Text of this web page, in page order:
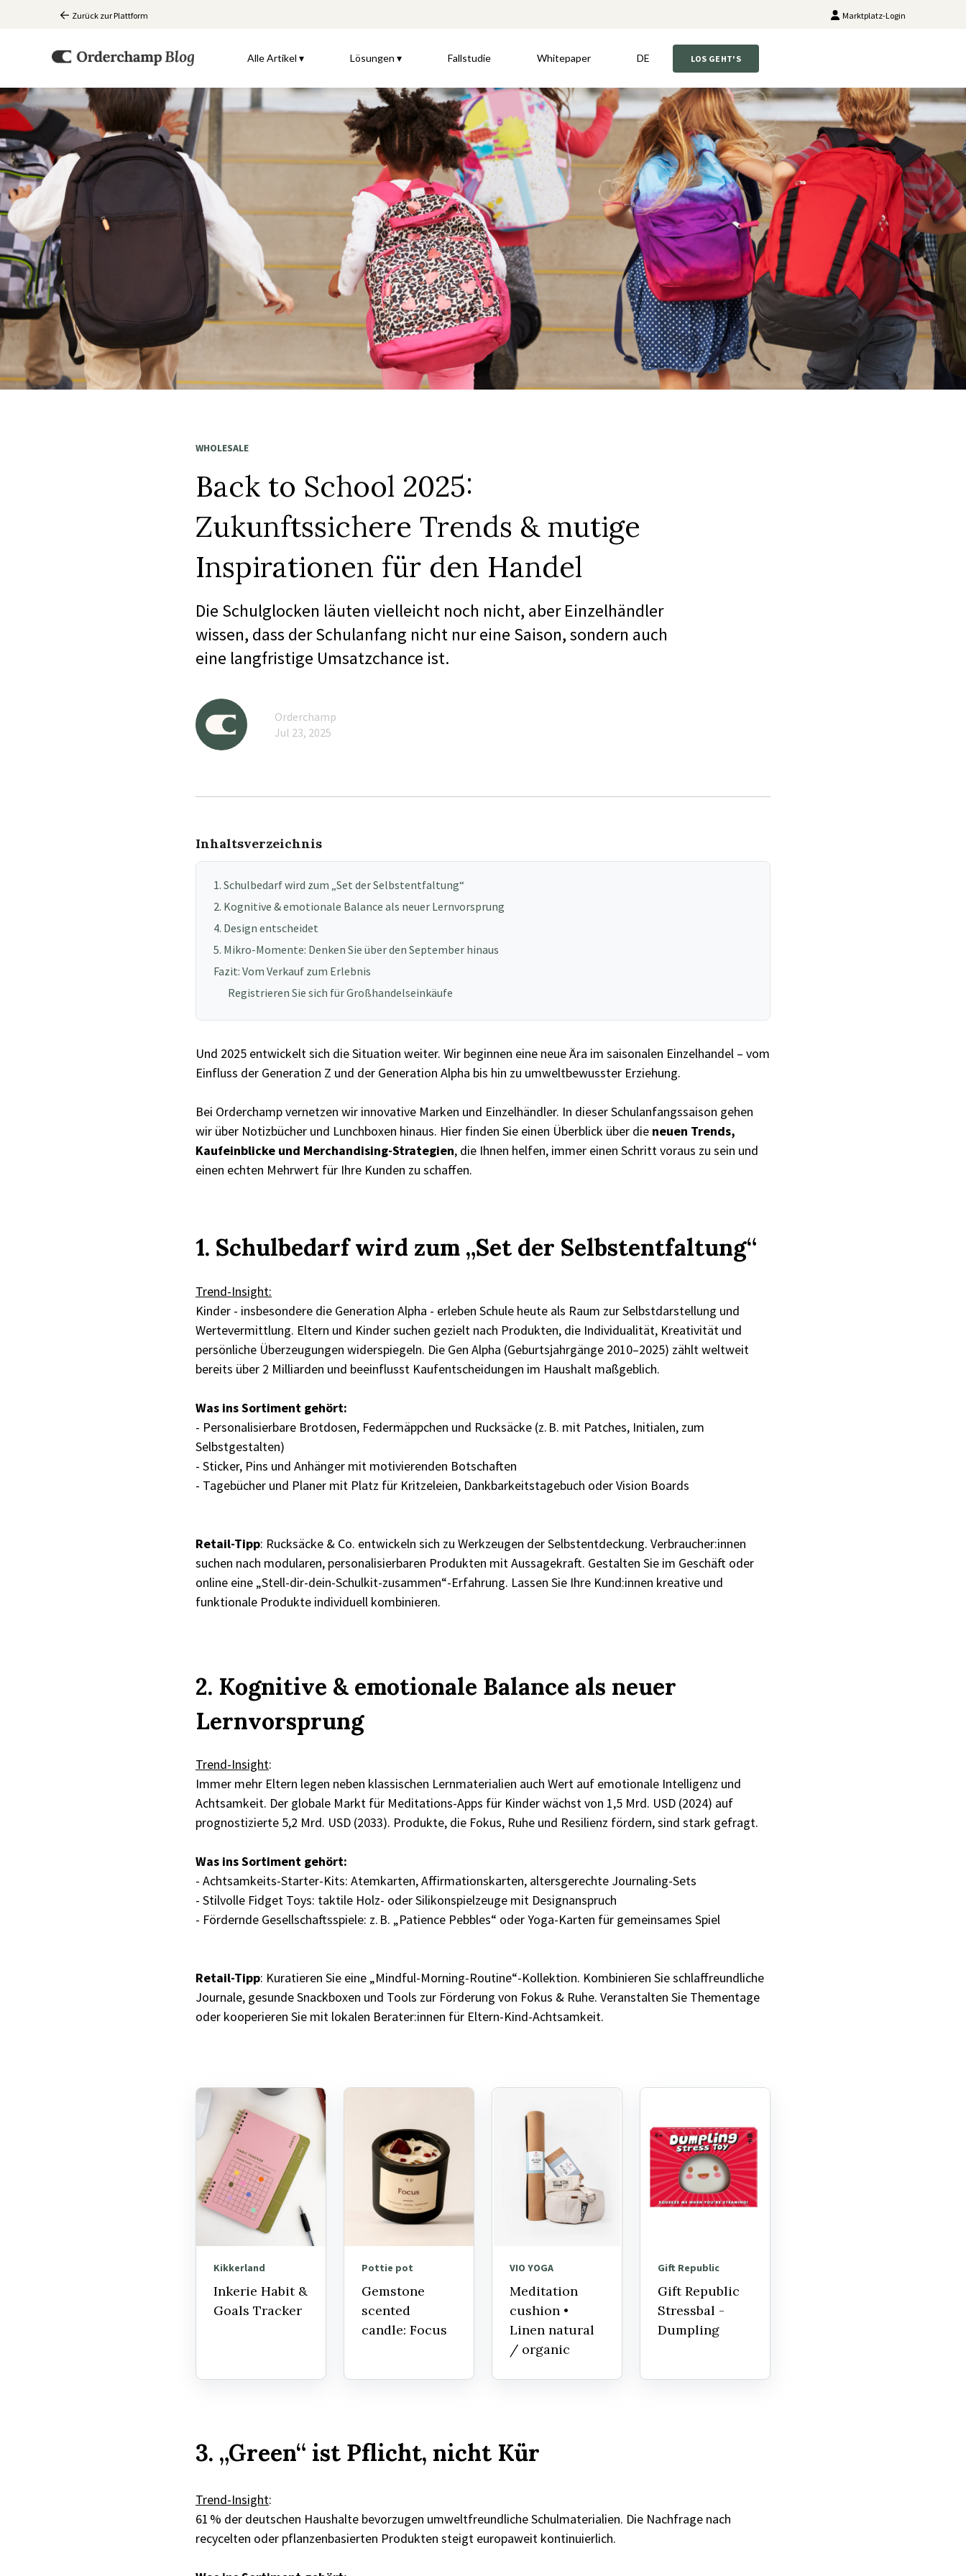
Zurück zur Plattform Marktplatz-Login
Alle Artikel ▾ Lösungen ▾ Fallstudie Whitepaper DE LOS GEHT'S
WHOLESALE
Back to School 2025:
Zukunftssichere Trends & mutige
Inspirationen für den Handel
Die Schulglocken läuten vielleicht noch nicht, aber Einzelhändler
wissen, dass der Schulanfang nicht nur eine Saison, sondern auch
eine langfristige Umsatzchance ist.
Orderchamp
Jul 23, 2025
Inhaltsverzeichnis
1. Schulbedarf wird zum „Set der Selbstentfaltung“
2. Kognitive & emotionale Balance als neuer Lernvorsprung
4. Design entscheidet
5. Mikro-Momente: Denken Sie über den September hinaus
Fazit: Vom Verkauf zum Erlebnis
Registrieren Sie sich für Großhandelseinkäufe
Und 2025 entwickelt sich die Situation weiter. Wir beginnen eine neue Ära im saisonalen Einzelhandel – vom
Einfluss der Generation Z und der Generation Alpha bis hin zu umweltbewusster Erziehung.
Bei Orderchamp vernetzen wir innovative Marken und Einzelhändler. In dieser Schulanfangssaison gehen
wir über Notizbücher und Lunchboxen hinaus. Hier finden Sie einen Überblick über die neuen Trends,
Kaufeinblicke und Merchandising-Strategien, die Ihnen helfen, immer einen Schritt voraus zu sein und
einen echten Mehrwert für Ihre Kunden zu schaffen.
1. Schulbedarf wird zum „Set der Selbstentfaltung“
Trend-Insight:
Kinder - insbesondere die Generation Alpha - erleben Schule heute als Raum zur Selbstdarstellung und
Wertevermittlung. Eltern und Kinder suchen gezielt nach Produkten, die Individualität, Kreativität und
persönliche Überzeugungen widerspiegeln. Die Gen Alpha (Geburtsjahrgänge 2010–2025) zählt weltweit
bereits über 2 Milliarden und beeinflusst Kaufentscheidungen im Haushalt maßgeblich.
Was ins Sortiment gehört:
- Personalisierbare Brotdosen, Federmäppchen und Rucksäcke (z. B. mit Patches, Initialen, zum
Selbstgestalten)
- Sticker, Pins und Anhänger mit motivierenden Botschaften
- Tagebücher und Planer mit Platz für Kritzeleien, Dankbarkeitstagebuch oder Vision Boards
Retail-Tipp: Rucksäcke & Co. entwickeln sich zu Werkzeugen der Selbstentdeckung. Verbraucher:innen
suchen nach modularen, personalisierbaren Produkten mit Aussagekraft. Gestalten Sie im Geschäft oder
online eine „Stell-dir-dein-Schulkit-zusammen“-Erfahrung. Lassen Sie Ihre Kund:innen kreative und
funktionale Produkte individuell kombinieren.
2. Kognitive & emotionale Balance als neuer
Lernvorsprung
Trend-Insight:
Immer mehr Eltern legen neben klassischen Lernmaterialien auch Wert auf emotionale Intelligenz und
Achtsamkeit. Der globale Markt für Meditations-Apps für Kinder wächst von 1,5 Mrd. USD (2024) auf
prognostizierte 5,2 Mrd. USD (2033). Produkte, die Fokus, Ruhe und Resilienz fördern, sind stark gefragt.
Was ins Sortiment gehört:
- Achtsamkeits-Starter-Kits: Atemkarten, Affirmationskarten, altersgerechte Journaling-Sets
- Stilvolle Fidget Toys: taktile Holz- oder Silikonspielzeuge mit Designanspruch
- Fördernde Gesellschaftsspiele: z. B. „Patience Pebbles“ oder Yoga-Karten für gemeinsames Spiel
Retail-Tipp: Kuratieren Sie eine „Mindful-Morning-Routine“-Kollektion. Kombinieren Sie schlaffreundliche
Journale, gesunde Snackboxen und Tools zur Förderung von Fokus & Ruhe. Veranstalten Sie Thementage
oder kooperieren Sie mit lokalen Berater:innen für Eltern-Kind-Achtsamkeit.
Kikkerland
Inkerie Habit &
Goals Tracker
Pottie pot
Gemstone
scented
candle: Focus
VIO YOGA
Meditation
cushion •
Linen natural
/ organic
Gift Republic
Gift Republic
Stressbal -
Dumpling
3. „Green“ ist Pflicht, nicht Kür
Trend-Insight:
61 % der deutschen Haushalte bevorzugen umweltfreundliche Schulmaterialien. Die Nachfrage nach
recycelten oder pflanzenbasierten Produkten steigt europaweit kontinuierlich.